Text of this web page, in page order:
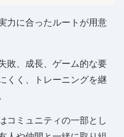
力に合ったルートが用意
敗、成長、ゲーム的な要
くく、トレーニングを継
コミュニティの一部とし